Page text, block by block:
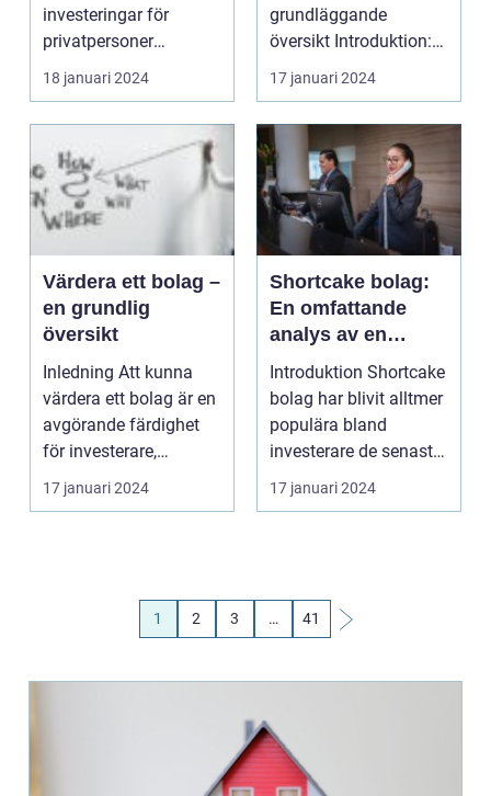
investeringar för
privatpersoner
Introduktion: Bolag
med hög utd...
18 januari 2024
grundläggande
översikt Introduktion:
...
17 januari 2024
Värdera ett bolag –
en grundlig
översikt
Inledning Att kunna
värdera ett bolag är en
avgörande färdighet
för investerare,
företagsledare och ...
17 januari 2024
Shortcake bolag:
En omfattande
analys av en
populär
företagstyp
Introduktion Shortcake
bolag har blivit alltmer
populära bland
investerare de senaste
åren. Denna ar...
17 januari 2024
1 2 3 … 41